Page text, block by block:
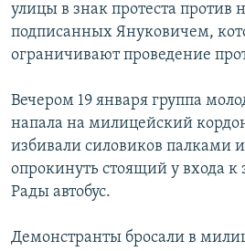
улицы в знак протеста против
подписанных Януковичем,
ограничивают проведение
Вечером 19 января группа
напала на милицейский
избивали силовиков палками
опрокинуть стоящий у входа
Рады автобус.
Демонстранты бросали в